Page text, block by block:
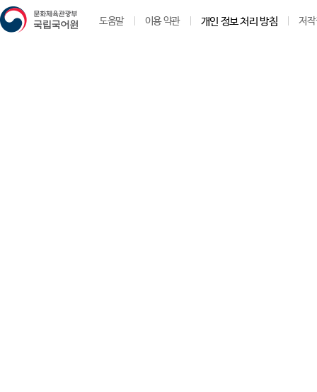
도움말 이용 약관 개인 정보 처리 방침 저